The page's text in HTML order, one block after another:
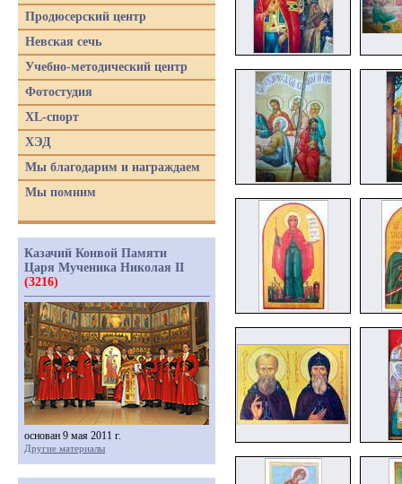
Продюсерский центр
Невская сечь
Учебно-методический центр
Фотостудия
XL-спорт
ХЭД
Мы благодарим и награждаем
Мы помним
Казачий Конвой Памяти
Царя Мученика Николая II
(3216)
основан 9 мая 2011 г.
Другие материалы